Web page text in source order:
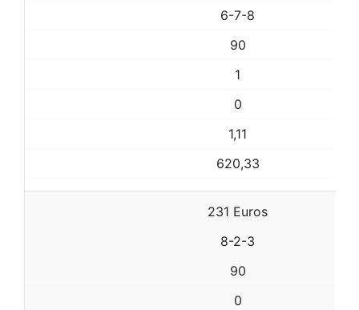
6-7-8
90
1
0
1,11
620,33
231 Euros
8-2-3
90
0